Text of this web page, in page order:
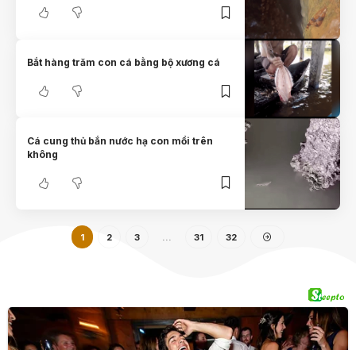
Bắt hàng trăm con cá bằng bộ xương cá
Cá cung thủ bắn nước hạ con mồi trên
không
1 2 3 31 32